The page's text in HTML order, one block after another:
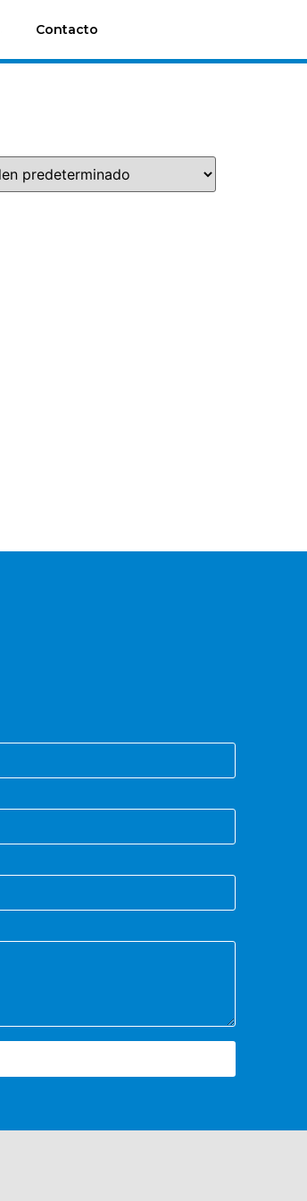
Contacto